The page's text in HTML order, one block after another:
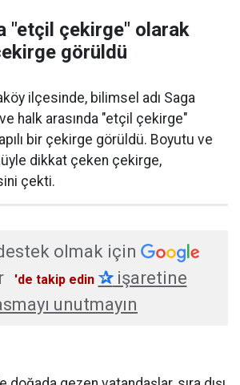
"etçil çekirge" olarak
görüldü
ilçesinde, bilimsel adı Saga
halk arasında "etçil çekirge"
bir çekirge görüldü. Boyutu ve
dikkat çeken çekirge,
çekti.
olmak için
'de takip edin ✰işaretine
unutmayın